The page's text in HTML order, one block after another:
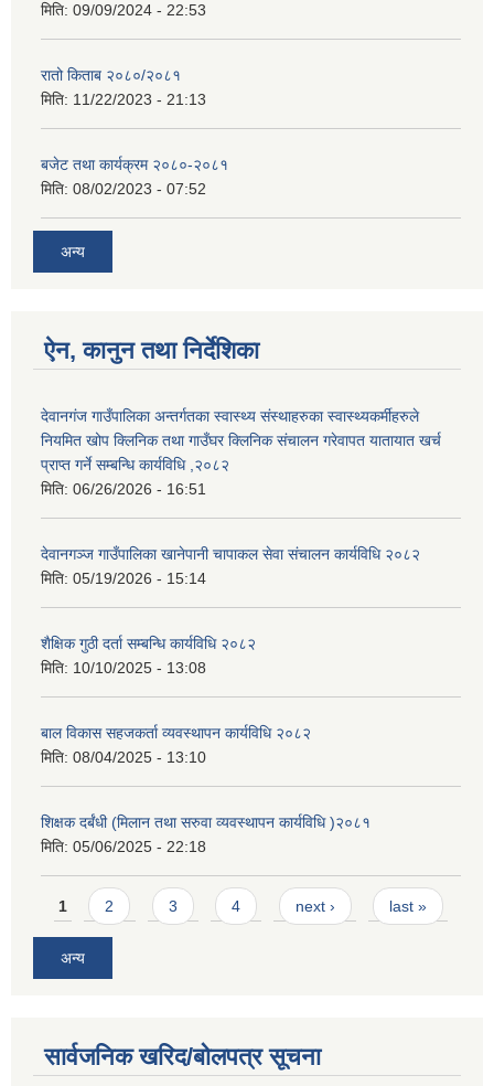
मिति: 09/09/2024 - 22:53
रातो किताब २०८०/२०८१
मिति: 11/22/2023 - 21:13
बजेट तथा कार्यक्रम २०८०-२०८१
मिति: 08/02/2023 - 07:52
अन्य
ऐन, कानुन तथा निर्देशिका
देवानगंज गाउँपालिका अन्तर्गतका स्वास्थ्य संस्थाहरुका स्वास्थ्यकर्मीहरुले
नियमित खोप क्लिनिक तथा गाउँघर क्लिनिक संचालन गरेवापत यातायात खर्च
प्राप्त गर्ने सम्बन्धि कार्यविधि ,२०८२
मिति: 06/26/2026 - 16:51
देवानगञ्ज गाउँपालिका खानेपानी चापाकल सेवा संचालन कार्यविधि २०८२
मिति: 05/19/2026 - 15:14
शैक्षिक गुठी दर्ता सम्बन्धि कार्यविधि २०८२
मिति: 10/10/2025 - 13:08
बाल विकास सहजकर्ता व्यवस्थापन कार्यविधि २०८२
मिति: 08/04/2025 - 13:10
शिक्षक दर्बंधी (मिलान तथा सरुवा व्यवस्थापन कार्यविधि )२०८१
मिति: 05/06/2025 - 22:18
Pages
1 2 3 4 next › last »
अन्य
सार्वजनिक खरिद/बोलपत्र सूचना